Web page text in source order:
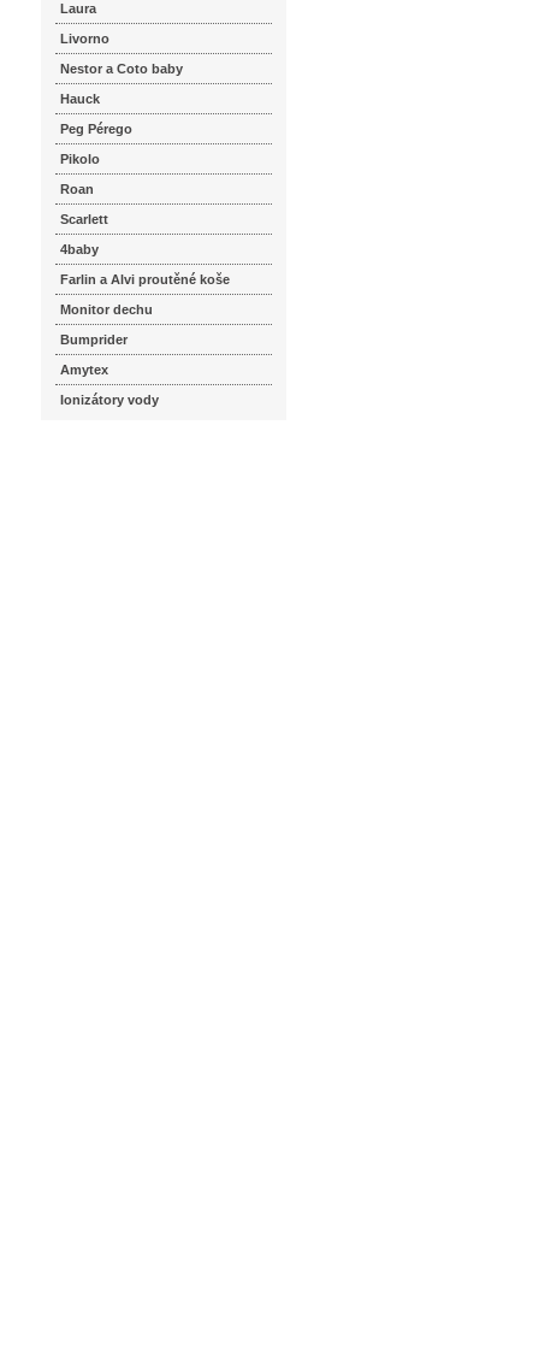
Laura
Livorno
Nestor a Coto baby
Hauck
Peg Pérego
Pikolo
Roan
Scarlett
4baby
Farlin a Alvi proutěné koše
Monitor dechu
Bumprider
Amytex
Ionizátory vody